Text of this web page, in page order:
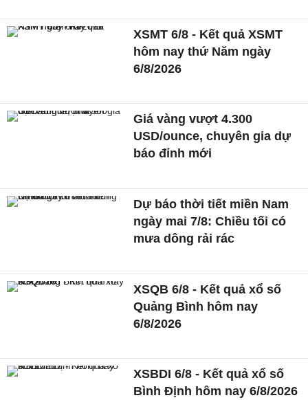
XSMT 6/8 - Kết quả XSMT
hôm nay thứ Năm ngày
6/8/2026
Giá vàng vượt 4.300
USD/ounce, chuyên gia dự
báo đỉnh mới
Dự báo thời tiết miền Nam
ngày mai 7/8: Chiều tối có
mưa dông rải rác
XSQB 6/8 - Kết quả xổ số
Quảng Bình hôm nay
6/8/2026
XSBDI 6/8 - Kết quả xổ số
Bình Định hôm nay 6/8/2026